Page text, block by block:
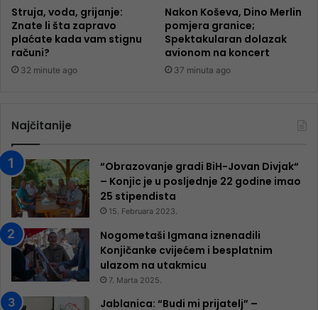
Struja, voda, grijanje:
Znate li šta zapravo
plaćate kada vam stignu
računi?
32 minute ago
Nakon Koševa, Dino Merlin
pomjera granice;
Spektakularan dolazak
avionom na koncert
37 minuta ago
Najčitanije
“Obrazovanje gradi BiH-Jovan Divjak“
– Konjic je u posljednje 22 godine imao
25 ​​stipendista
15. Februara 2023.
Nogometaši Igmana iznenadili
Konjičanke cvijećem i besplatnim
ulazom na utakmicu
7. Marta 2025.
Jablanica: “Budi mi prijatelj” –